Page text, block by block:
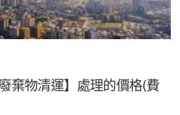
棄物清運】處理的價格(費